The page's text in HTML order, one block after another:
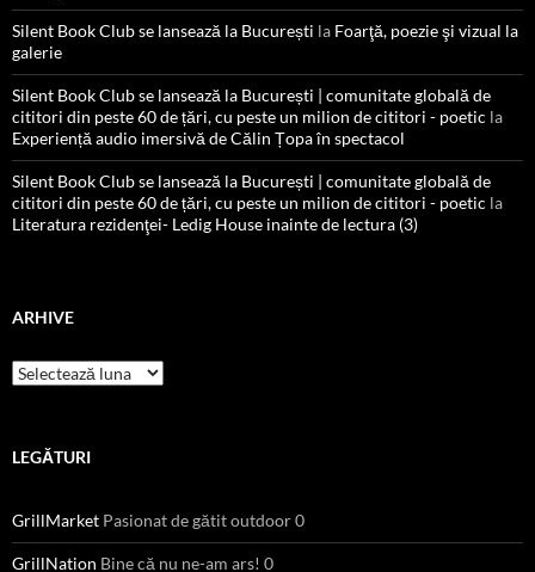
Silent Book Club se lansează la București la Foarţă, poezie şi vizual la
galerie
Silent Book Club se lansează la București | comunitate globală de
cititori din peste 60 de țări, cu peste un milion de cititori - poetic la
Experiență audio imersivă de Călin Țopa în spectacol
Silent Book Club se lansează la București | comunitate globală de
cititori din peste 60 de țări, cu peste un milion de cititori - poetic la
Literatura rezidenţei- Ledig House inainte de lectura (3)
ARHIVE
Arhive
LEGĂTURI
GrillMarket Pasionat de gătit outdoor 0
GrillNation Bine că nu ne-am ars! 0